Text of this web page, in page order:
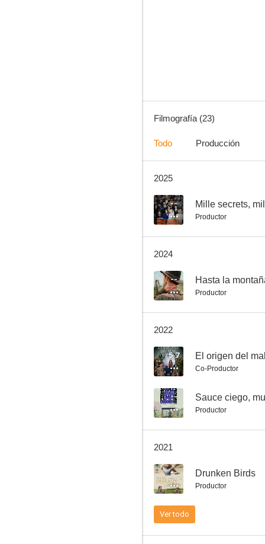
--
Filmografía (23)
Todo Producción
2025
-- Mille secrets,
Productor
2024
-- Hasta la
Productor
2022
5.7 El origen del
Co-Productor
-- Sauce ciego,
Productor
2021
-- Drunken Birds
Productor
Ver todo